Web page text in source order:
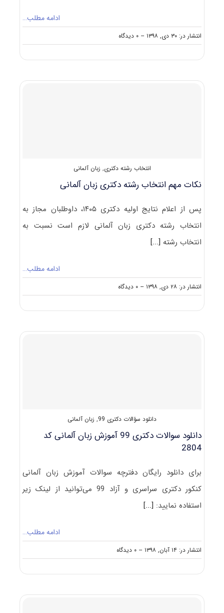
ادامه مطلب…
انتشار در: ۳۰ دی, ۱۳۹۸ -- ۰ دیدگاه
on
کارنامه
آزمون
انتخاب رشته دکتری, زبان آلمانی
نکات مهم انتخاب رشته دکتری زبان آلمانی
پس از اعلام نتایج اولیه دکتری ۱۴۰۵، داوطلبان مجاز به
انتخاب رشته دکتری زبان آلمانی لازم است نسبت به
انتخاب رشته [...]
ادامه مطلب…
انتشار در: ۲۸ دی, ۱۳۹۸ -- ۰ دیدگاه
on
نکات
دکتری
دانلود سؤالات دکتری 99 , زبان آلمانی
دانلود سوالات دکتری 99 آموزش زبان آلمانی کد
2804
برای دانلود رایگان دفترچه سوالات آموزش زبان آلمانی
کنکور دکتری سراسری و آزاد 99 می‌توانید از لینک زیر
استفاده نمایید: [...]
ادامه مطلب…
انتشار در: ۱۴ آبان, ۱۳۹۸ -- ۰ دیدگاه
on
دانلود
آموزش